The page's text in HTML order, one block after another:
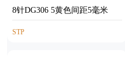
8针DG306 5黄色间距5毫米
STP